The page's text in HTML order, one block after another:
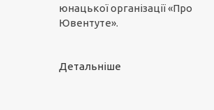
юнацької організації «Про
Ювентуте».
Детальніше